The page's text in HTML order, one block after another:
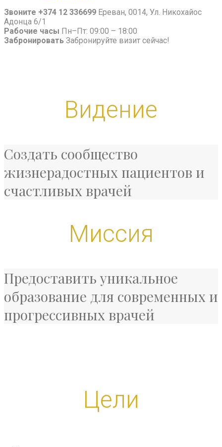
Звоните +374 12 336699 Ереван, 0014, Ул. Никохайос
Адонца 6/1
Рабочие часы Пн–Пт: 09:00 – 18:00
Забронировать Забронируйте визит сейчас!
Видение
Создать сообщество
жизнерадостных пациентов и
счастливых врачей
Миссия
Предоставить уникальное
образование для современных и
прогрессивных врачей
Цели